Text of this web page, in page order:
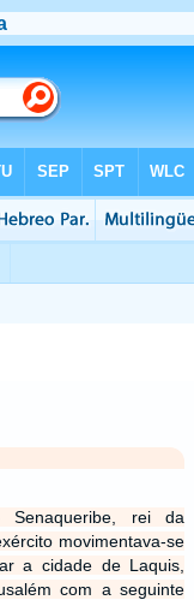
Senaqueribe, rei da
movimentava-se
a cidade de Laquis,
com a seguinte